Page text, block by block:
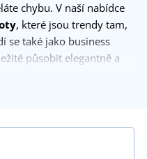
chybu. V naší nabídce
, které jsou trendy tam,
se také jako business
působit elegantně a